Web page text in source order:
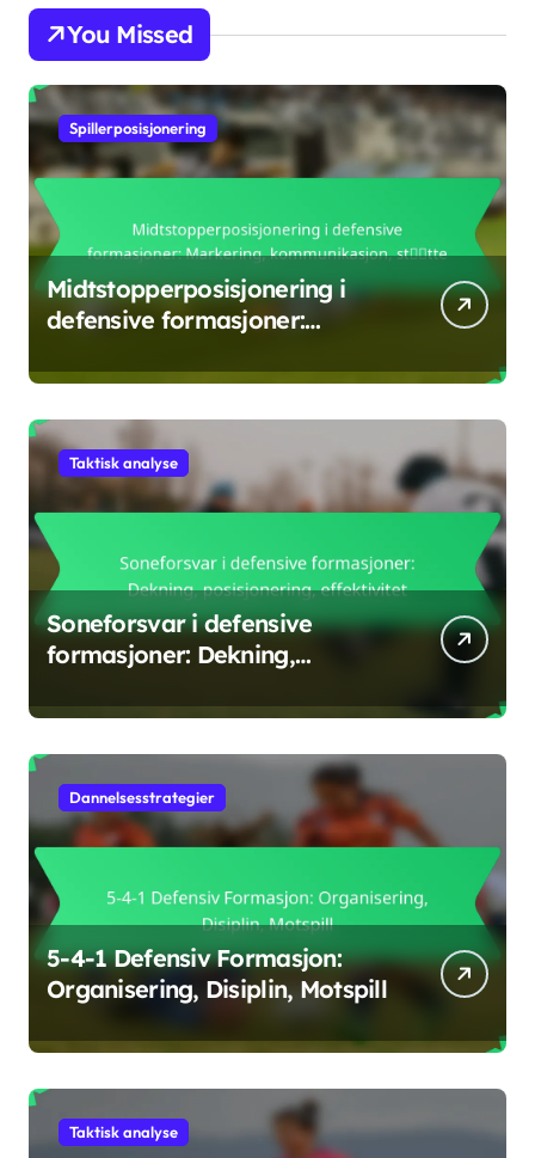
You Missed
Spillerposisjonering
Midtstopperposisjonering i
defensive formasjoner:
støtte
Taktisk analyse
Soneforsvar i defensive
formasjoner: Dekning,
Dannelsesstrategier
5-4-1 Defensiv Formasjon:
Organisering, Disiplin, Motspill
Taktisk analyse